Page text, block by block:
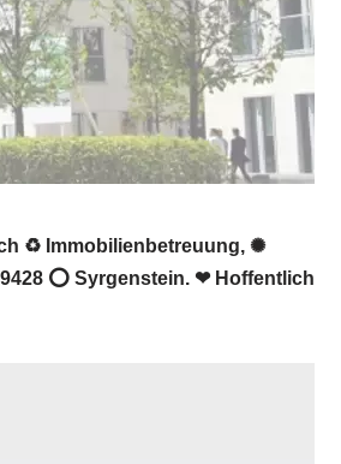
♻ Immobilienbetreuung, ✺
⭕ Syrgenstein. ❤ Hoffentlich